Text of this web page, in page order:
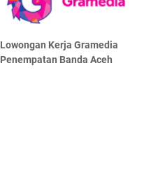
Lowongan Kerja Gramedia
Penempatan Banda Aceh